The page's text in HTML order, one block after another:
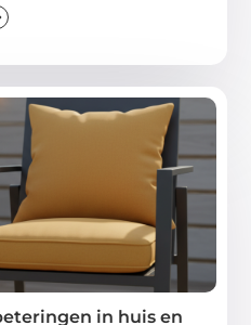
in huis en